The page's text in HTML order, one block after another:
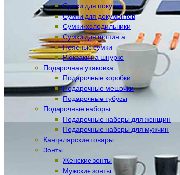
Сумки для покупок
Сумки для документов
Сумки-холодильники
Сумки для шопинга
Поясные сумки
Рюкзаки на шнурке
Подарочная упаковка
Подарочные коробки
Подарочные мешочки
Подарочные тубусы
Подарочные наборы
Подарочные наборы для женщин
Подарочные наборы для мужчин
Канцелярские товары
Зонты
Женские зонты
Мужские зонты